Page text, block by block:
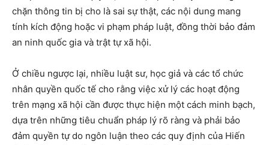
chặn thông tin bị cho là sai sự thật, các nội dung mang
tính kích động hoặc vi phạm pháp luật, đồng thời bảo đảm
an ninh quốc gia và trật tự xã hội.
Ở chiều ngược lại, nhiều luật sư, học giả và các tổ chức
nhân quyền quốc tế cho rằng việc xử lý các hoạt động
trên mạng xã hội cần được thực hiện một cách minh bạch,
dựa trên những tiêu chuẩn pháp lý rõ ràng và phải bảo
đảm quyền tự do ngôn luận theo các quy định của Hiến